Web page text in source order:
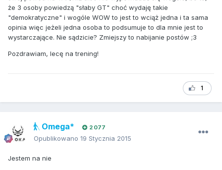
że 3 osoby powiedzą "słaby GT" choć wydaję takie
"demokratyczne" i wogóle WOW to jest to wciąż jedna i ta sama
opinia więc jeżeli jedna osoba to podsumuje to dla mnie jest to
wystarczające. Nie sądzicie? Zmiejszy to nabijanie postów ;3
Pozdrawiam, lecę na trening!
1
Omega* 2 077
Opublikowano 19 Stycznia 2015
Jestem na nie